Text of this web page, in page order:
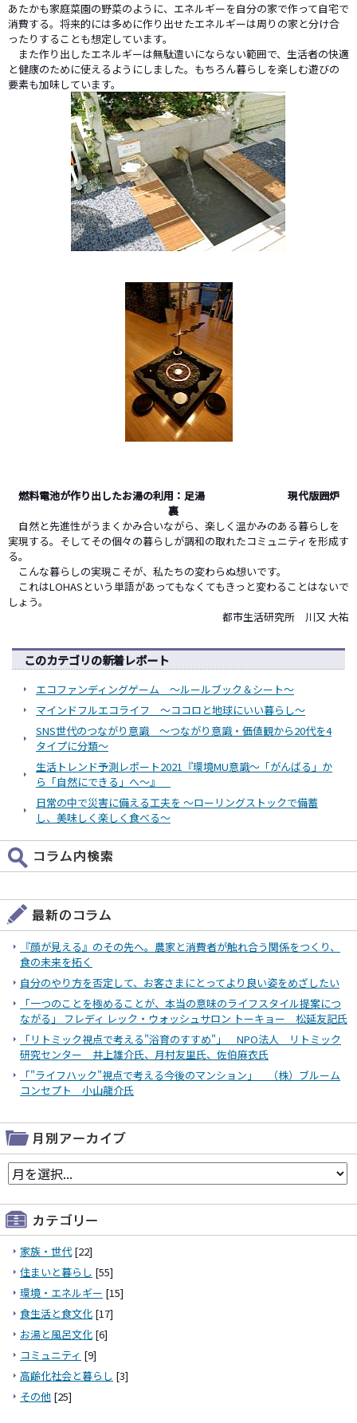
あたかも家庭菜園の野菜のように、エネルギーを自分の家で作って自宅で
消費する。将来的には多めに作り出せたエネルギーは周りの家と分け合
ったりすることも想定しています。
また作り出したエネルギーは無駄遣いにならない範囲で、生活者の快適
と健康のために使えるようにしました。もちろん暮らしを楽しむ遊びの
要素も加味しています。
燃料電池が作り出したお湯の利用：足湯
現代版囲炉
裏
自然と先進性がうまくかみ合いながら、楽しく温かみのある暮らしを
実現する。そしてその個々の暮らしが調和の取れたコミュニティを形成す
る。
こんな暮らしの実現こそが、私たちの変わらぬ想いです。
これはLOHASという単語があってもなくてもきっと変わることはないで
しょう。
都市生活研究所 川又 大祐
このカテゴリの新着レポート
エコファンディングゲーム ～ルールブック＆シート～
マインドフルエコライフ ～ココロと地球にいい暮らし～
SNS世代のつながり意識 ～つながり意識・価値観から20代を4
タイプに分類～
生活トレンド予測レポート2021『環境MU意識～「がんばる」か
ら「自然にできる」へ～』
日常の中で災害に備える工夫を ～ローリングストックで備蓄
し、美味しく楽しく食べる～
『顔が見える』のその先へ。農家と消費者が触れ合う関係をつくり、
食の未来を拓く
自分のやり方を否定して、お客さまにとってより良い姿をめざしたい
「一つのことを極めることが、本当の意味のライフスタイル提案につ
ながる」 フレディ レック・ウォッシュサロン トーキョー 松延友記氏
「リトミック視点で考える"浴育のすすめ"」 NPO法人 リトミック
研究センター 井上雄介氏、月村友里氏、佐伯麻衣氏
「"ライフハック"視点で考える今後のマンション」 （株）ブルーム
コンセプト 小山龍介氏
家族・世代[22]
住まいと暮らし [55]
環境・エネルギー [15]
食生活と食文化 [17]
お湯と風呂文化 [6]
コミュニティ [9]
高齢化社会と暮らし [3]
その他 [25]